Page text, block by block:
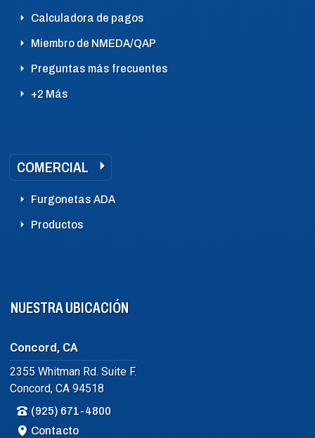
Calculadora de pagos
Miembro de NMEDA/QAP
Preguntas más frecuentes
+2 Más
COMERCIAL
Furgonetas ADA
Productos
NUESTRA UBICACIÓN
Concord, CA
2355 Whitman Rd. Suite F.
Concord, CA 94518
(925) 671-4800
Contacto